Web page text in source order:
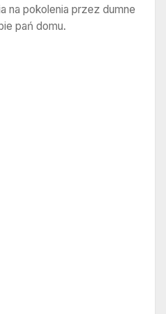
na pokolenia przez dumne
pań domu.